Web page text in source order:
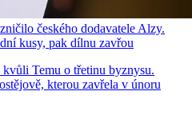
českého dodavatele Alzy.
kusy, pak dílnu zavřou
Temu o třetinu byznysu.
kterou zavřela v únoru